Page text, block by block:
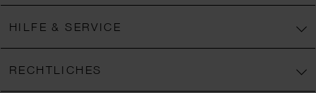
HILFE & SERVICE
RECHTLICHES